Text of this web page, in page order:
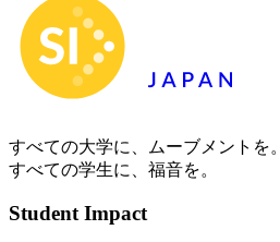
すべての大学に、ムーブメントを。
すべての学生に、福音を。
Student Impact